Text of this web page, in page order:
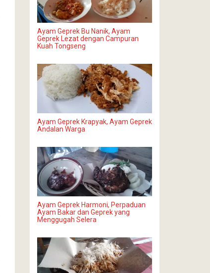
Ayam Geprek Bu Nanik, Ayam
Geprek Lezat dengan Campuran
Kuah Tongseng
Ayam Geprek Krapyak, Ayam Geprek
Andalan Warga
Ayam Geprek Harmoni, Perpaduan
Ayam Bakar dan Geprek yang
Menggugah Selera